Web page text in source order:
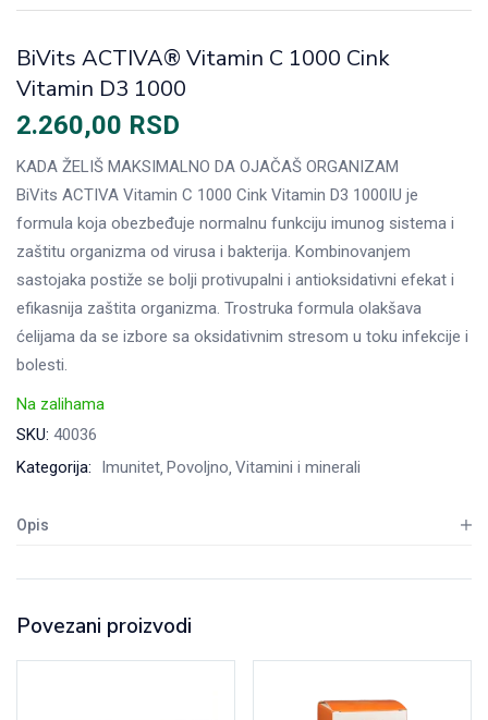
BiVits ACTIVA® Vitamin C 1000 Cink
Vitamin D3 1000
2.260,00 RSD
KADA ŽELIŠ MAKSIMALNO DA OJAČAŠ ORGANIZAM
BiVits ACTIVA Vitamin C 1000 Cink Vitamin D3 1000IU je
formula koja obezbeđuje normalnu funkciju imunog sistema i
zaštitu organizma od virusa i bakterija. Kombinovanjem
sastojaka postiže se bolji protivupalni i antioksidativni efekat i
efikasnija zaštita organizma. Trostruka formula olakšava
ćelijama da se izbore sa oksidativnim stresom u toku infekcije i
bolesti.
Na zalihama
SKU: 40036
Kategorija:
Imunitet Povoljno Vitamini i minerali
Opis
Povezani proizvodi